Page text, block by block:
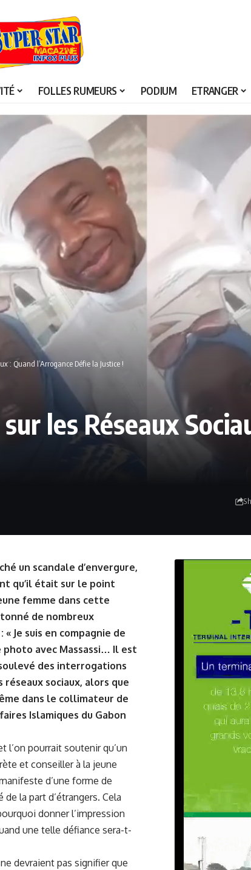
FOLLES RUMEURS PODIUM ETRANGER
: Quand l’Arrogance Défie la Justice !
les Réseaux
un scandale d’envergure,
qu’il était sur le point
femme dans cette
de nombreux
Je suis en compagnie de
photo avec Massassi… Il est
des interrogations
sociaux, alors que
dans le collimateur de
Islamiques du Gabon
l’on pourrait soutenir qu’un
et conseiller à la jeune
d’une forme de
la part d’étrangers. Cela
donner l’impression
une telle défiance sera-t-
devraient pas signifier que